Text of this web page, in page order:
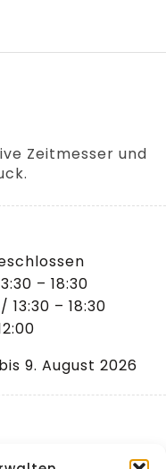
Zeitmesser und
– 18:30
13:30 – 18:30
9. August 2026